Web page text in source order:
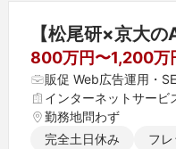
【松尾研×京大
800万円〜1,200万
販促 Web広告運用・
インターネットサービ
勤務地問わず
完全土日休み
フ